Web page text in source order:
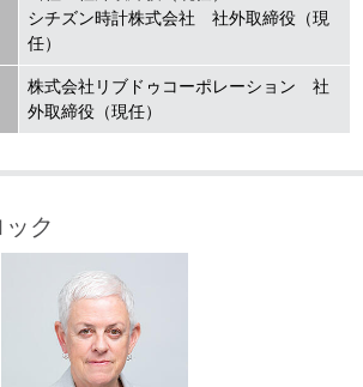
シチズン時計株式会社 社外取締役（現
任）
株式会社リブドゥコーポレーション 社
外取締役（現任）
ク